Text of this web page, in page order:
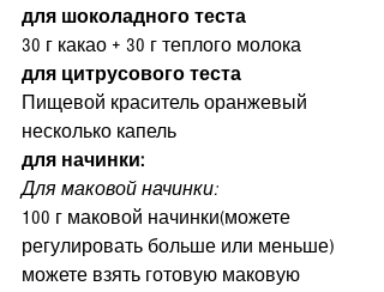
для шоколадного теста
30 г какао + 30 г теплого молока
для цитрусового теста
Пищевой краситель оранжевый
несколько капель
для начинки:
Для маковой начинки:
100 г маковой начинки(можете
регулировать больше или меньше)
можете взять готовую маковую